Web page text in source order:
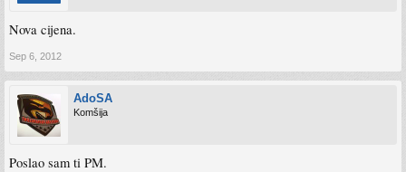
Nova cijena.
Sep 6, 2012
AdoSA
Komšija
Poslao sam ti PM.